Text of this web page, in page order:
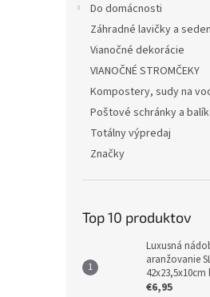
Do domácnosti
Záhradné lavičky a
Vianočné dekorácie
VIANOČNÉ STROMČEKY
Kompostery, sudy na
Poštové schránky a
Totálny výpredaj
Značky
Top 10 produktov
Luxusná
aranžovanie
€6,95